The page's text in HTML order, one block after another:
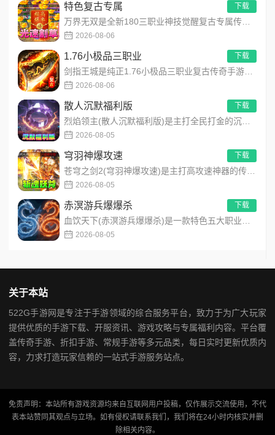
特色复古专属
2026-08-06
下载
1.76小极品三职业
2026-08-06
下载
散人沉默福利版
2026-08-05
下载
穹羽神爆攻速
2026-08-05
下载
赤溟游兵爆爆杀
2026-08-05
下载
关于本站
522G手游网是专注于手游领域的综合服务平台，致力于为广大玩家
提供优质的手游下载、开服资讯、游戏攻略与专属福利内容。平台覆
盖传奇手游、折扣手游、常规手游等多元品类，每日实时更新优质内
容，力求打造玩家信赖的一站式手游服务站点。
免责声明：本站所有游戏资源均来自互联网用户投稿，仅作展示交流使用，不代
表本站赞同其观点与立场。如有侵权请联系我们，我们将在24小时内核实并删
除相关内容。